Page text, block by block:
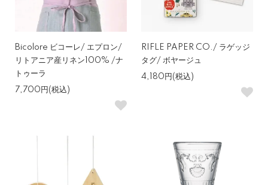
Bicolore ビコーレ/ エプロン/
リトアニア産リネン100% /ナ
トゥーラ
7,700円(税込)
RIFLE PAPER CO./ ラゲッジ
タグ/ ボヤージュ
4,180円(税込)